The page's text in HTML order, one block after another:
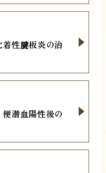
性腱板炎の治
潜血陽性後の